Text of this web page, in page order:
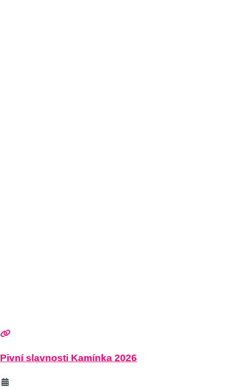
Pivní slavnosti Kamínka 2026